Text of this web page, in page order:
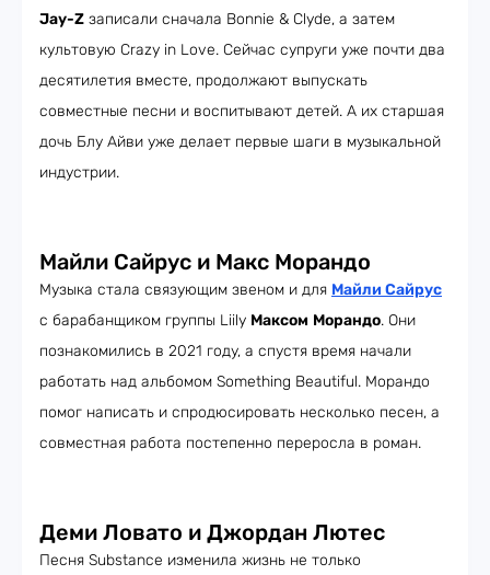
Jay-Z записали сначала Bonnie & Clyde, а затем
культовую Crazy in Love. Сейчас супруги уже почти два
десятилетия вместе, продолжают выпускать
совместные песни и воспитывают детей. А их старшая
дочь Блу Айви уже делает первые шаги в музыкальной
индустрии.
Майли Сайрус и Макс Морандо
Музыка стала связующим звеном и для Майли Сайрус
с барабанщиком группы Liily Максом Морандо. Они
познакомились в 2021 году, а спустя время начали
работать над альбомом Something Beautiful. Морандо
помог написать и спродюсировать несколько песен, а
совместная работа постепенно переросла в роман.
Деми Ловато и Джордан Лютес
Песня Substance изменила жизнь не только